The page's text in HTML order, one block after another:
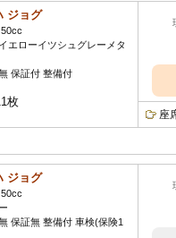
ジョグ
エローイツシュグレーメタ
保証付 整備付
枚
座
ジョグ
保証無 整備付 車検(保険1